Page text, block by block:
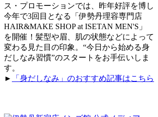
ス・プロモーションでは、昨年好評を博し
今年で3回目となる「伊勢丹理容専門店
HAIR&MAKE SHOP at ISETAN MEN'S」
を開催！髪型や眉、肌の状態などによって
変わる見た目の印象。“今日から始める身
だしなみ習慣”のスタートをお手伝いしま
す。
►
「身だしなみ」のおすすめ記事はこちら